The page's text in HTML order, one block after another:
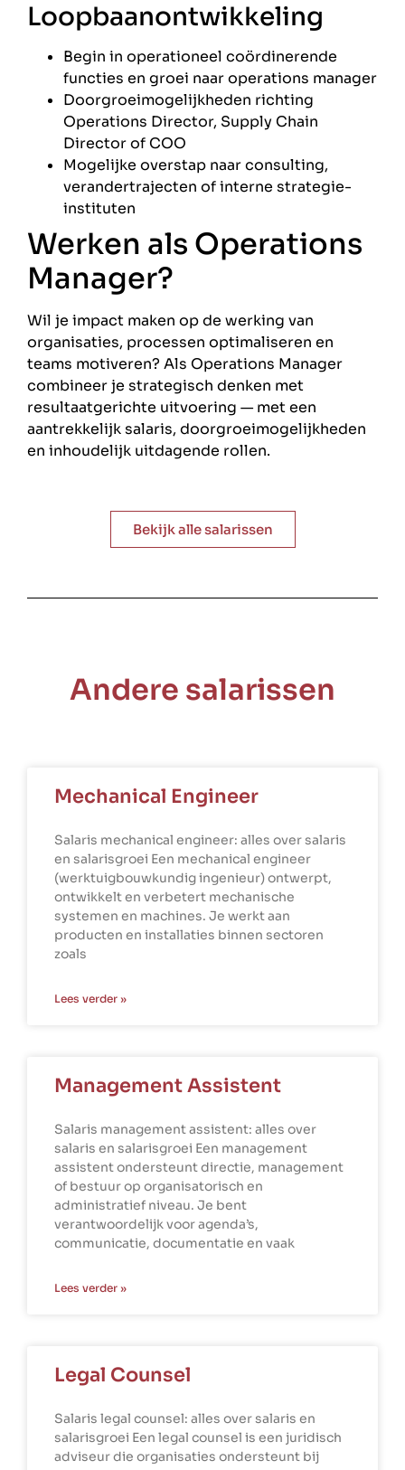
Loopbaanontwikkeling
Begin in operationeel coördinerende
functies en groei naar operations manager
Doorgroeimogelijkheden richting
Operations Director, Supply Chain
Director of COO
Mogelijke overstap naar consulting,
verandertrajecten of interne strategie-
instituten
Werken als Operations
Manager?
Wil je impact maken op de werking van
organisaties, processen optimaliseren en
teams motiveren? Als Operations Manager
combineer je strategisch denken met
resultaatgerichte uitvoering — met een
aantrekkelijk salaris, doorgroeimogelijkheden
en inhoudelijk uitdagende rollen.
Bekijk alle salarissen
Andere salarissen
Mechanical Engineer
Salaris mechanical engineer: alles over salaris
en salarisgroei Een mechanical engineer
(werktuigbouwkundig ingenieur) ontwerpt,
ontwikkelt en verbetert mechanische
systemen en machines. Je werkt aan
producten en installaties binnen sectoren
zoals
Lees verder »
Management Assistent
Salaris management assistent: alles over
salaris en salarisgroei Een management
assistent ondersteunt directie, management
of bestuur op organisatorisch en
administratief niveau. Je bent
verantwoordelijk voor agenda’s,
communicatie, documentatie en vaak
Lees verder »
Legal Counsel
Salaris legal counsel: alles over salaris en
salarisgroei Een legal counsel is een juridisch
adviseur die organisaties ondersteunt bij